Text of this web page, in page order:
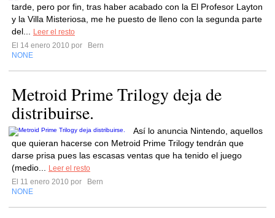
tarde, pero por fin, tras haber acabado con la El Profesor Layton
y la Villa Misteriosa, me he puesto de lleno con la segunda parte
del...
Leer el resto
El 14 enero 2010 por
Bern
NONE
Metroid Prime Trilogy deja de
distribuirse.
Así lo anuncia Nintendo, aquellos
que quieran hacerse con Metroid Prime Trilogy tendrán que
darse prisa pues las escasas ventas que ha tenido el juego
(medio...
Leer el resto
El 11 enero 2010 por
Bern
NONE